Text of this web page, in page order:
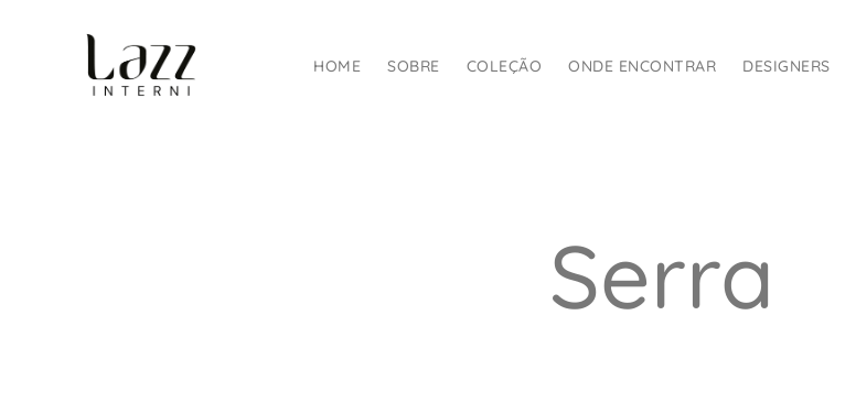
HOME SOBRE COLEÇÃO ONDE ENCONTRAR DESIGNERS
Serra